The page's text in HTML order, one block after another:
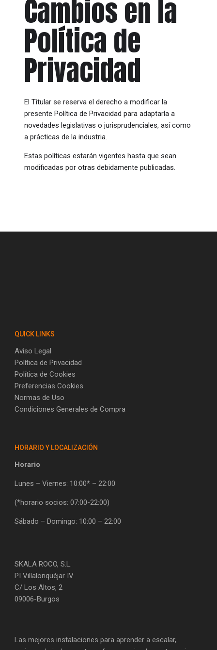
Cambios en la
Política de
Privacidad
El Titular se reserva el derecho a modificar la
presente Política de Privacidad para adaptarla a
novedades legislativas o jurisprudenciales, así como
a prácticas de la industria.
Estas políticas estarán vigentes hasta que sean
modificadas por otras debidamente publicadas.
QUICK LINKS
Aviso Legal
Política de Privacidad
Política de Cookies
Preferencias Cookies
Normas de Uso
Condiciones Generales de Compra
HORARIO Y LOCALIZACIÓN
Horario
Lunes – Viernes: 10:00* – 22:00
(*horario socios: 07:00-22:00)
Sábado – Domingo: 10:00 – 22:00
SKALA ROCO, S.L.
PI Villalonquéjar IV
C/ Los Altos, 2
09006-Burgos
Las mejores instalaciones para aprender a escalar,